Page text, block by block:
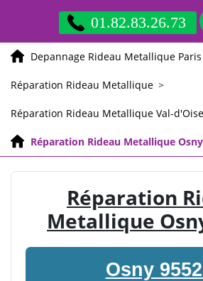
01.82.83.26.73
Depannage Rideau Metallique Paris
Réparation Rideau Metallique >
Réparation Rideau Metallique Val-d'Oise
Réparation Rideau Metallique
Réparation
Metallique
Osny